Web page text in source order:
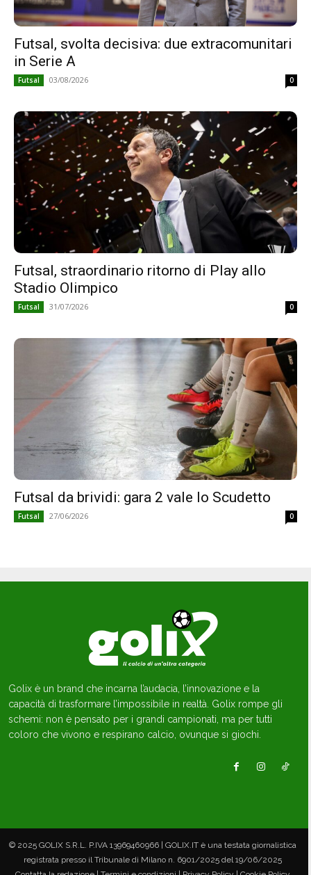
Futsal, svolta decisiva: due extracomunitari
in Serie A
Futsal 03/08/2026 0
Futsal, straordinario ritorno di Play allo
Stadio Olimpico
Futsal 31/07/2026 0
Futsal da brividi: gara 2 vale lo Scudetto
Futsal 27/06/2026 0
Golix è un brand che incarna l’audacia, l’innovazione e la
capacità di trasformare l’impossibile in realtà. Golix rompe gli
schemi: non è pensato per i grandi campionati, ma per tutti
coloro che vivono e respirano calcio, ovunque si giochi.
© 2025 GOLIX S.R.L. P.IVA 13969460966 | GOLIX.IT è una testata giornalistica
registrata presso il Tribunale di Milano n. 6901/2025 del 19/06/2025